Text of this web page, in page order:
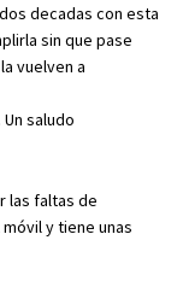
decadas con esta
sin que pase
vuelven a
saludo
las faltas de
y tiene unas